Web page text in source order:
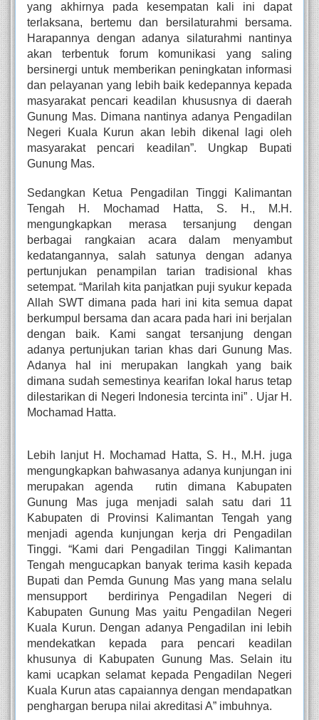
yang akhirnya pada kesempatan kali ini dapat
terlaksana, bertemu dan bersilaturahmi bersama.
Harapannya dengan adanya silaturahmi nantinya
akan terbentuk forum komunikasi yang saling
bersinergi untuk memberikan peningkatan informasi
dan pelayanan yang lebih baik kedepannya kepada
masyarakat pencari keadilan khususnya di daerah
Gunung Mas. Dimana nantinya adanya Pengadilan
Negeri Kuala Kurun akan lebih dikenal lagi oleh
masyarakat pencari keadilan”. Ungkap Bupati
Gunung Mas.
Sedangkan Ketua Pengadilan Tinggi Kalimantan
Tengah H. Mochamad Hatta, S. H., M.H.
mengungkapkan merasa tersanjung dengan
berbagai rangkaian acara dalam menyambut
kedatangannya, salah satunya dengan adanya
pertunjukan penampilan tarian tradisional khas
setempat. “Marilah kita panjatkan puji syukur kepada
Allah SWT dimana pada hari ini kita semua dapat
berkumpul bersama dan acara pada hari ini berjalan
dengan baik. Kami sangat tersanjung dengan
adanya pertunjukan tarian khas dari Gunung Mas.
Adanya hal ini merupakan langkah yang baik
dimana sudah semestinya kearifan lokal harus tetap
dilestarikan di Negeri Indonesia tercinta ini” . Ujar H.
Mochamad Hatta.
Lebih lanjut H. Mochamad Hatta, S. H., M.H. juga
mengungkapkan bahwasanya adanya kunjungan ini
merupakan agenda  rutin dimana Kabupaten
Gunung Mas juga menjadi salah satu dari 11
Kabupaten di Provinsi Kalimantan Tengah yang
menjadi agenda kunjungan kerja dri Pengadilan
Tinggi. “Kami dari Pengadilan Tinggi Kalimantan
Tengah mengucapkan banyak terima kasih kepada
Bupati dan Pemda Gunung Mas yang mana selalu
mensupport  berdirinya Pengadilan Negeri di
Kabupaten Gunung Mas yaitu Pengadilan Negeri
Kuala Kurun. Dengan adanya Pengadilan ini lebih
mendekatkan kepada para pencari keadilan
khusunya di Kabupaten Gunung Mas. Selain itu
kami ucapkan selamat kepada Pengadilan Negeri
Kuala Kurun atas capaiannya dengan mendapatkan
penghargan berupa nilai akreditasi A” imbuhnya.